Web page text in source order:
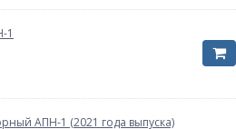
1
АПН-1 (2021 года выпуска)